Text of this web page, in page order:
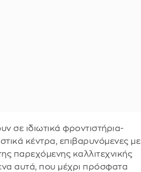
σε ιδιωτικά φροντιστήρια-
κέντρα, επιβαρυνόμενες με
παρεχόμενης καλλιτεχνικής
αυτά, που μέχρι πρόσφατα